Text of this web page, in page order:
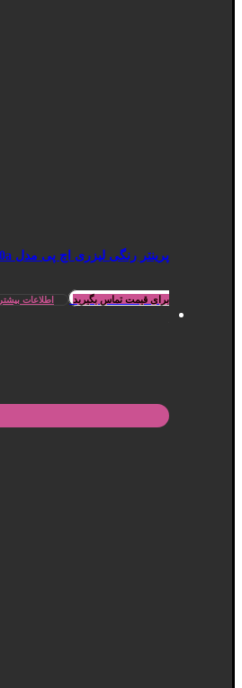
پرینتر رنگی لیزری اچ پی مدل Color Laser 150a
برای قیمت تماس بگیرید اطلاعات بیشتر